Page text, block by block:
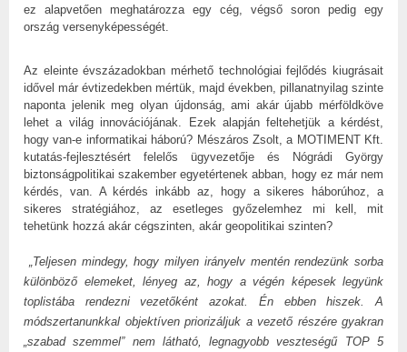
ez alapvetően meghatározza egy cég, végső soron pedig egy
ország versenyképességét.
Az eleinte évszázadokban mérhető technológiai fejlődés kiugrásait
idővel már évtizedekben mértük, majd években, pillanatnyilag szinte
naponta jelenik meg olyan újdonság, ami akár újabb mérföldköve
lehet a világ innovációjának. Ezek alapján feltehetjük a kérdést,
hogy van-e informatikai háború? Mészáros Zsolt, a MOTIMENT Kft.
kutatás-fejlesztésért felelős ügyvezetője és Nógrádi György
biztonságpolitikai szakember egyetértenek abban, hogy ez már nem
kérdés, van. A kérdés inkább az, hogy a sikeres háborúhoz, a
sikeres stratégiához, az esetleges győzelemhez mi kell, mit
tehetünk hozzá akár cégszinten, akár geopolitikai szinten?
„Teljesen mindegy, hogy milyen irányelv mentén rendezünk sorba
különböző elemeket, lényeg az, hogy a végén képesek legyünk
toplistába rendezni vezetőként azokat. Én ebben hiszek. A
módszertanunkkal objektíven priorizáljuk a vezető részére gyakran
„szabad szemmel” nem látható, legnagyobb veszteségű TOP 5